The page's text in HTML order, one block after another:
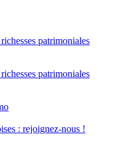
patrimoniales
patrimoniales
: rejoignez-nous !